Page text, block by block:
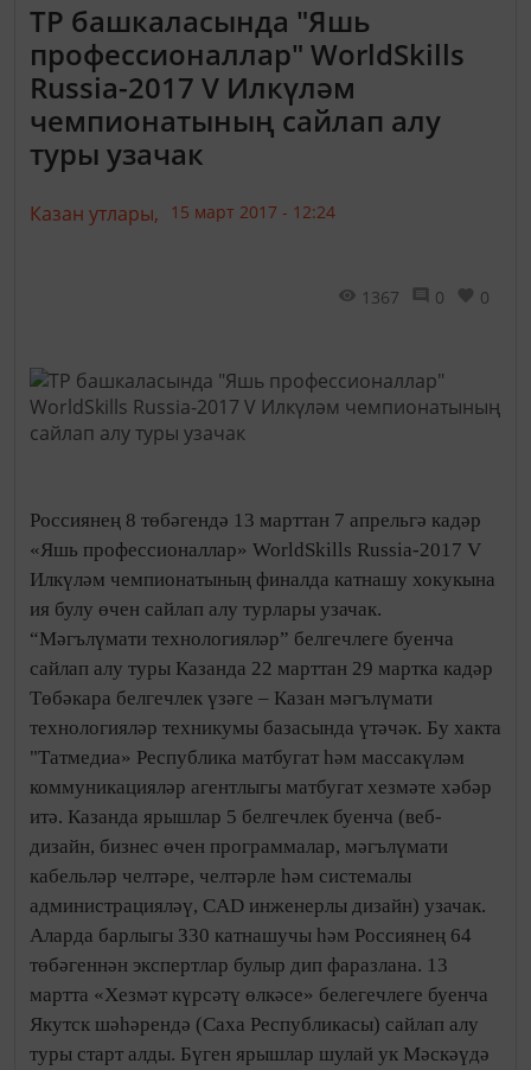
ТР башкаласында "Яшь
профессионаллар" WorldSkills
Russia-2017 V Илкүләм
чемпионатының сайлап алу
туры узачак
Казан утлары, 15 март 2017 - 12:24
1367 0 0
Россиянең 8 төбәгендә 13 марттан 7 апрельгә кадәр
«Яшь профессионаллар» WorldSkills Russia-2017 V
Илкүләм чемпионатының финалда катнашу хокукына
ия булу өчен сайлап алу турлары узачак.
“Мәгълүмати технологияләр” белгечлеге буенча
сайлап алу туры Казанда 22 марттан 29 мартка кадәр
Төбәкара белгечлек үзәге – Казан мәгълүмати
технологияләр техникумы базасында үтәчәк. Бу хакта
"Татмедиа» Республика матбугат һәм массакүләм
коммуникацияләр агентлыгы матбугат хезмәте хәбәр
итә. Казанда ярышлар 5 белгечлек буенча (веб-
дизайн, бизнес өчен программалар, мәгълүмати
кабельләр челтәре, челтәрле һәм системалы
администрацияләү, CAD инженерлы дизайн) узачак.
Аларда барлыгы 330 катнашучы һәм Россиянең 64
төбәгеннән экспертлар булыр дип фаразлана. 13
мартта «Хезмәт күрсәтү өлкәсе» белегечлеге буенча
Якутск шәһәрендә (Саха Республикасы) сайлап алу
туры старт алды. Бүген ярышлар шулай ук Мәскәүдә